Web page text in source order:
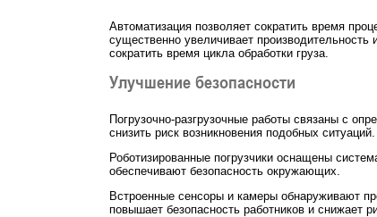
Автоматизация позволяет сократить время
существенно увеличивает
сократить время цикла обработки груза.
Улучшение безопасности
Погрузочно-разгрузочные работы связаны с
снизить риск возникновения подобных ситуаций.
Роботизированные погрузчики оснащены
обеспечивают безопасность окружающих.
Встроенные сенсоры и камеры обнаруживают
повышает безопасность работников и снижает